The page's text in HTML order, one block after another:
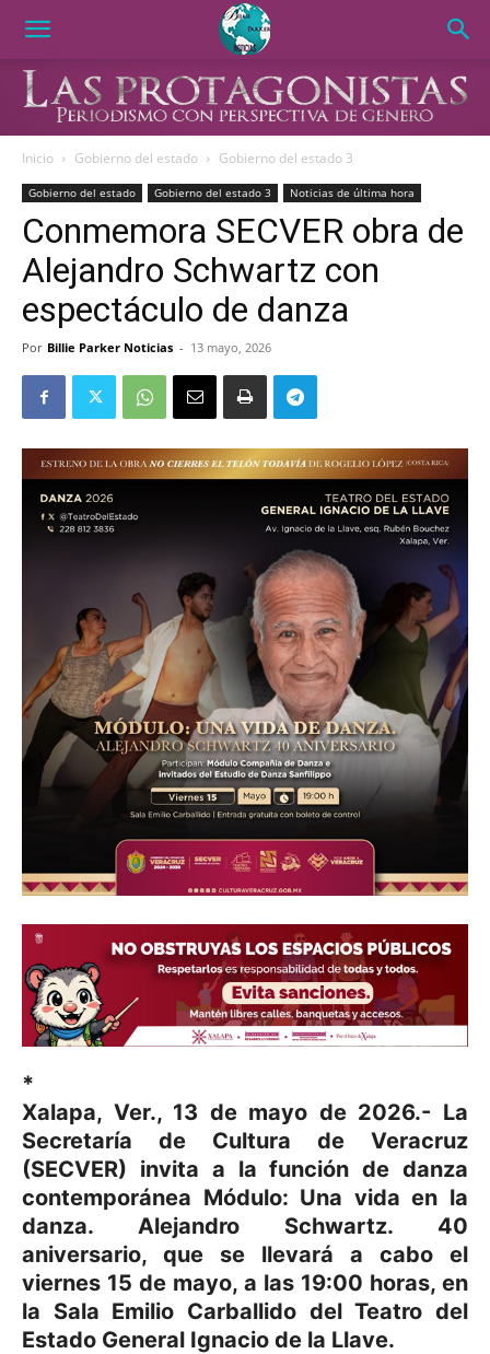
Inicio Gobierno del estado Gobierno del estado 3
Gobierno del estado Gobierno del estado 3 Noticias de última hora
Conmemora SECVER obra de
Alejandro Schwartz con
espectáculo de danza
Por Billie Parker Noticias - 13 mayo, 2026
*
Xalapa, Ver., 13 de mayo de 2026.- La
Secretaría de Cultura de Veracruz
(SECVER) invita a la función de danza
contemporánea Módulo: Una vida en la
danza. Alejandro Schwartz. 40
aniversario, que se llevará a cabo el
viernes 15 de mayo, a las 19:00 horas, en
la Sala Emilio Carballido del Teatro del
Estado General Ignacio de la Llave.